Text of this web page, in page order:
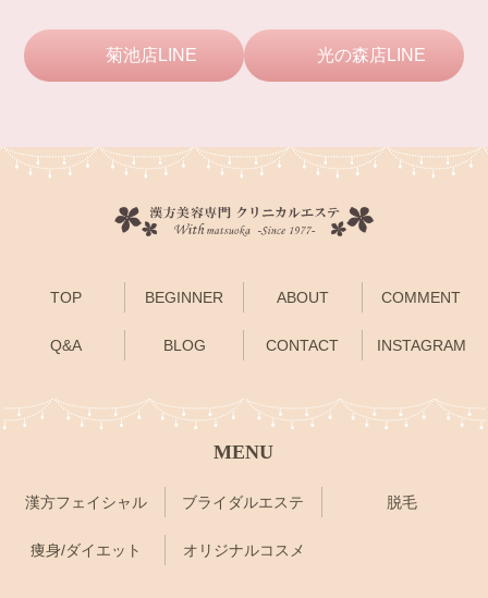
菊池店LINE 光の森店LINE
TOP BEGINNER ABOUT COMMENT
Q&A BLOG CONTACT INSTAGRAM
MENU
漢方フェイシャル ブライダルエステ 脱毛
痩身/ダイエット オリジナルコスメ